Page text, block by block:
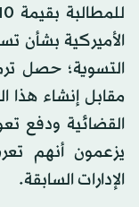
الأميركية بشأن
التسوية؛ حصل
مقابل إنشاء هذا
القضائية ودفع
يزعمون أنهم
الإدارات السابقة.